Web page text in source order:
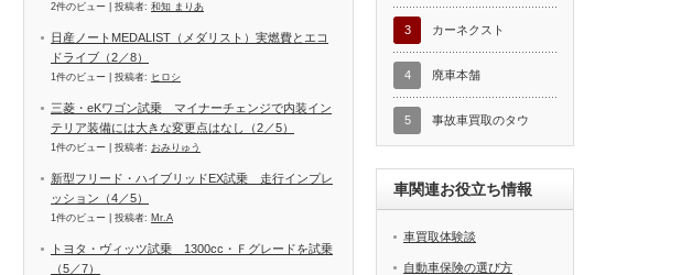
2件のビュー 投稿者: 和知 まりあ
日産ノートMEDALIST（メダリスト）実燃費とエコ
ドライブ（2／8）
1件のビュー 投稿者: ヒロシ
三菱・eKワゴン試乗 マイナーチェンジで内装イン
テリア装備には大きな変更点はなし（2／5）
1件のビュー 投稿者: おみりゅう
新型フリード・ハイブリッドEX試乗 走行インプレ
ッション（4／5）
1件のビュー 投稿者: Mr.A
トヨタ・ヴィッツ試乗 1300cc・Ｆグレードを試乗
（5／7）
3 カーネクスト
4 廃車本舗
5 事故車買取のタウ
車関連お役立ち情報
車買取体験談
自動車保険の選び方